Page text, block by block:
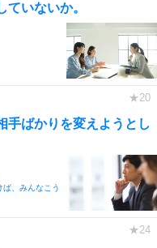
いないか。
手ばかりを変えようとし
ば、みんなこう